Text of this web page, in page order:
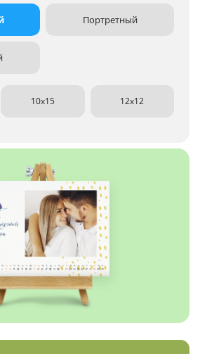
Портретный
10x15 12x12